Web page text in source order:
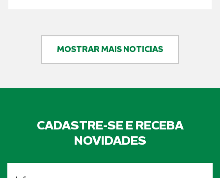
MOSTRAR MAIS NOTICIAS
CADASTRE-SE E RECEBA
NOVIDADES